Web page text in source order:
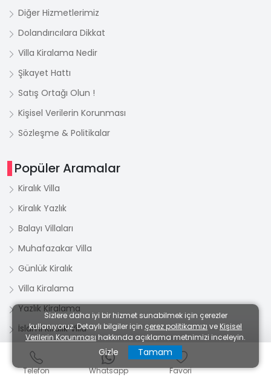
Diğer Hizmetlerimiz
Dolandırıcılara Dikkat
Villa Kiralama Nedir
Şikayet Hattı
Satış Ortağı Olun !
Kişisel Verilerin Korunması
Sözleşme & Politikalar
Popüler Aramalar
Kiralık Villa
Kiralık Yazlık
Balayı Villaları
Muhafazakar Villa
Günlük Kiralık
Villa Kiralama
Yazlık Kiralama
İslami Kiralık Villa
Tesettür Kiralık Villa
Helal Kiralık Villa
Telefon Whatsapp Favori
Sizlere daha iyi bir hizmet sunabilmek için çerezler
kullanıyoruz. Detaylı bilgiler için çerez politikamızı ve Kişisel
Verilerin Korunması hakkında açıklama metnimizi inceleyin.
Gizle Tamam